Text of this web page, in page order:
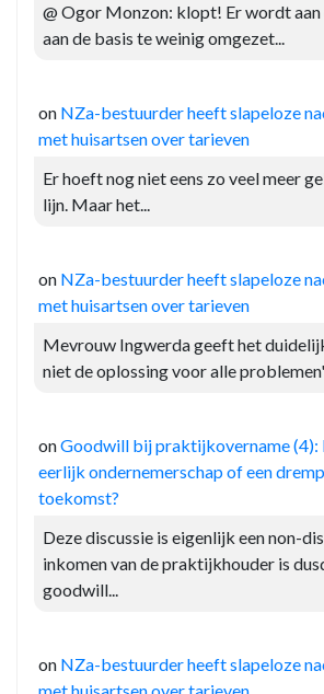
@ Ogor Monzon: klopt! Er wordt
aan de basis te weinig omgezet...
on NZa-bestuurder heeft slapeloze
met huisartsen over tarieven
Er hoeft nog niet eens zo veel meer
lijn. Maar het...
on NZa-bestuurder heeft slapeloze
met huisartsen over tarieven
Mevrouw Ingwerda geeft het
niet de oplossing voor alle
onGoodwill bij praktijkovername (4):
eerlijk ondernemerschap of een
toekomst?
Deze discussie is eigenlijk een non-
inkomen van de praktijkhouder is
goodwill...
on NZa-bestuurder heeft slapeloze